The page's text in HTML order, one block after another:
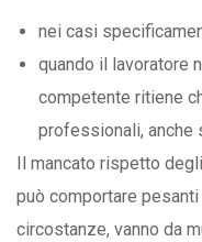
nei casi
quando il lavoratore
competente ritiene
professionali, anche
Il mancato rispetto
può comportare
circostanze, vanno da